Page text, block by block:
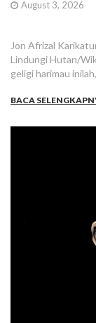
August 3, 2026
Jon Afrizal
Lindungi Hutan/
geligi harimau
BACA